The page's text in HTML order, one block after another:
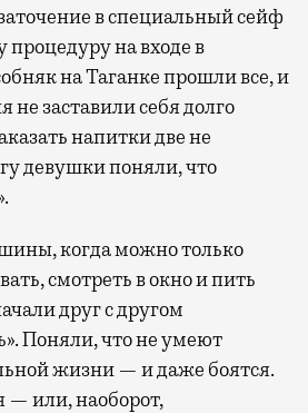
в специальный сейф
на входе в
на Таганке прошли все, и
не заставили себя долго
напитки две не
девушки поняли, что
когда можно только
смотреть в окно и пить
друг с другом
Поняли, что не умеют
жизни — и даже боятся.
— или, наоборот,